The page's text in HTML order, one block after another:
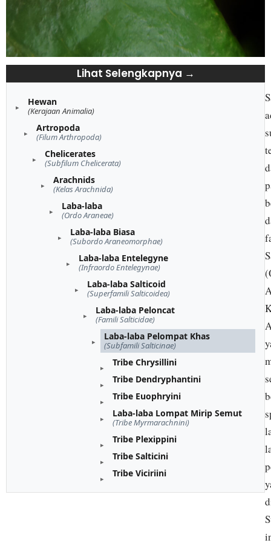
Lihat Selengkapnya →
Hewan
(Kerajaan Animalia)
Artropoda
(Filum Arthropoda)
Chelicerates
(Subfilum Chelicerata)
Arachnids
(Kelas Arachnida)
Laba-laba
(Ordo Araneae)
Laba-laba Biasa
(Subordo Araneomorphae)
Laba-laba Entelegyne
(Infraordo Entelegynae)
Laba-laba Salticoid
(Superfamili Salticoidea)
Laba-laba Peloncat
(Famili Salticidae)
Laba-laba Pelompat Khas
(Subfamili Salticinae)
Tribe Chrysillini
Tribe Dendryphantini
Tribe Euophryini
Laba-laba Lompat Mirip Semut
(Tribe Myrmarachnini)
Tribe Plexippini
Tribe Salticini
Tribe Viciriini